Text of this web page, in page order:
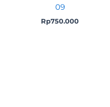
09
Rp750.000